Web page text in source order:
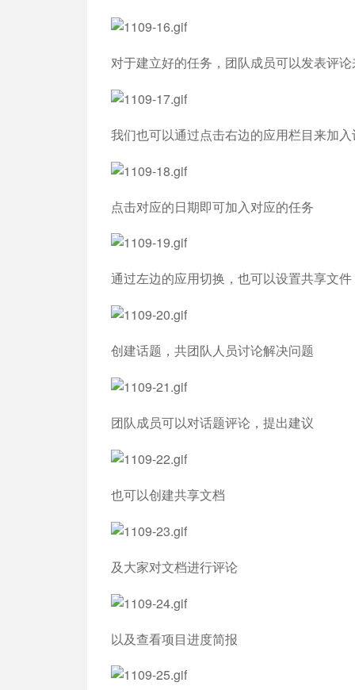
对于建立好的任务，团队成员可以发表评
我们也可以通过点击右边的应用栏目来加
点击对应的日期即可加入对应的任务
通过左边的应用切换，也可以设置共享文件
创建话题，共团队人员讨论解决问题
团队成员可以对话题评论，提出建议
也可以创建共享文档
及大家对文档进行评论
以及查看项目进度简报